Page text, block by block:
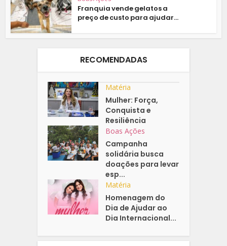
Franquia vende gelatos a
preço de custo para ajudar...
RECOMENDADAS
Matéria
Mulher: Força,
Conquista e
Resiliência
Boas Ações
Campanha
solidária busca
doações para levar
esp...
Matéria
Homenagem do
Dia de Ajudar ao
Dia Internacional...